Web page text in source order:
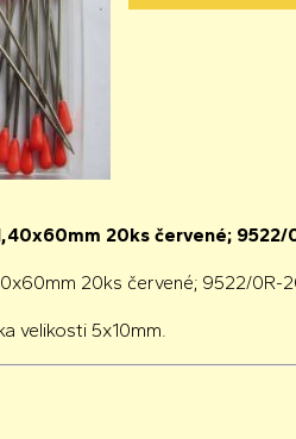
20ks červené; 9522/
20ks červené; 9522/0R-
velikosti 5x10mm.